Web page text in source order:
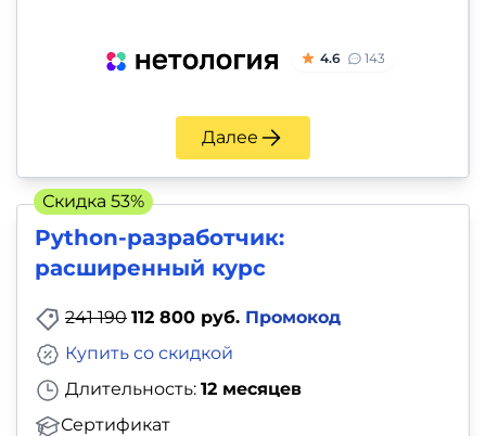
4.6 143
Далее
Python-разработчик:
расширенный курс
241 190 112 800 руб. Промокод
Длительность: 12 месяцев
Сертификат
Купить со скидкой
Скидка 53%